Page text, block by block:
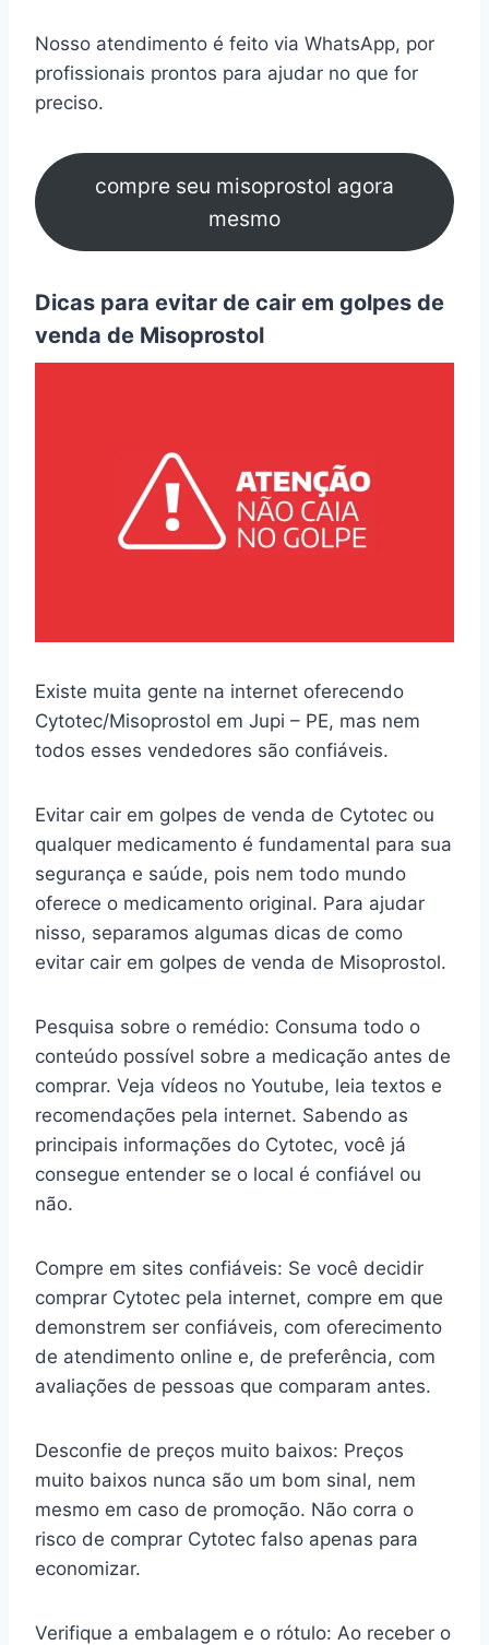
Nosso atendimento é feito via WhatsApp, por
profissionais prontos para ajudar no que for
preciso.
compre seu misoprostol agora
mesmo
Dicas para evitar de cair em golpes de
venda de Misoprostol
Existe muita gente na internet oferecendo
Cytotec/Misoprostol em Jupi – PE, mas nem
todos esses vendedores são confiáveis.
Evitar cair em golpes de venda de Cytotec ou
qualquer medicamento é fundamental para sua
segurança e saúde, pois nem todo mundo
oferece o medicamento original. Para ajudar
nisso, separamos algumas dicas de como
evitar cair em golpes de venda de Misoprostol.
Pesquisa sobre o remédio: Consuma todo o
conteúdo possível sobre a medicação antes de
comprar. Veja vídeos no Youtube, leia textos e
recomendações pela internet. Sabendo as
principais informações do Cytotec, você já
consegue entender se o local é confiável ou
não.
Compre em sites confiáveis: Se você decidir
comprar Cytotec pela internet, compre em que
demonstrem ser confiáveis, com oferecimento
de atendimento online e, de preferência, com
avaliações de pessoas que comparam antes.
Desconfie de preços muito baixos: Preços
muito baixos nunca são um bom sinal, nem
mesmo em caso de promoção. Não corra o
risco de comprar Cytotec falso apenas para
economizar.
Verifique a embalagem e o rótulo: Ao receber o